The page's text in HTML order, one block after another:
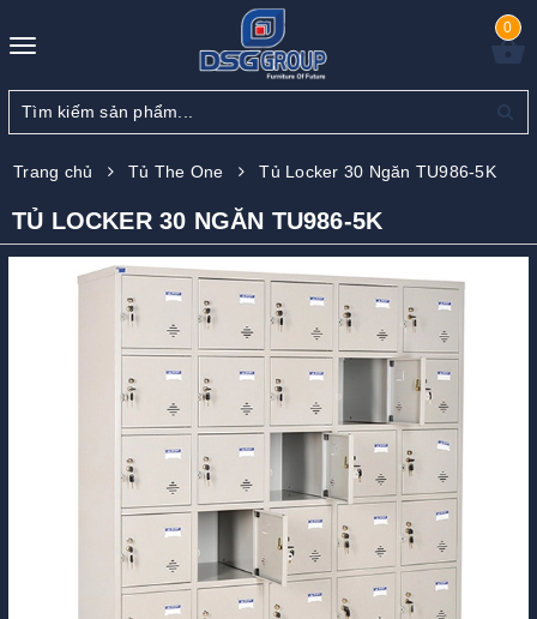
Toggle
0
Trang chủ Tủ The One Tủ Locker 30 Ngăn TU986-5K
TỦ LOCKER 30 NGĂN TU986-5K